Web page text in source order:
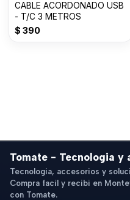
CABLE ACORDONADO USB
- T/C 3 METROS
$ 390
Tomate - Tecnologia y
Tecnologia, accesorios y
Compra facil y recibi en
con Tomate.